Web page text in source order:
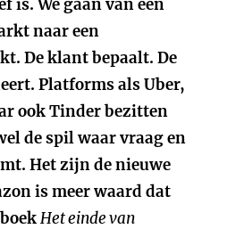
We gaan van een
naar een
De klant bepaalt. De
Platforms als Uber,
ook Tinder bezitten
de spil waar vraag en
Het zijn de nieuwe
is meer waard dat
Het einde van